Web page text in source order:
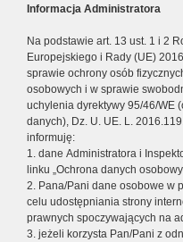
Informacja Administratora
Na podstawie art. 13 ust. 1 i 2
Europejskiego i Rady (UE)
sprawie ochrony osób
osobowych i w sprawie
uchylenia dyrektywy 95/46/WE
danych), Dz. U. UE. L.
informuję:
1. dane Administratora i
linku „Ochrona danych
2. Pana/Pani dane osobowe w
celu udostępniania strony
prawnych spoczywających na
3. jeżeli korzysta Pan/Pani z